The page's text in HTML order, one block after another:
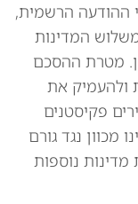
ההודעה הרשמית,
המדינות
מטרת ההסכם
את
פקיסטנים
מכוון נגד גורם
נוספות